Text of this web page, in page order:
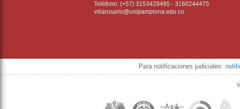
Teléfono: (+57) 3153429495 - 3160244475
villarosario@unipamplona.edu.co
Para notificaciones judiciales: